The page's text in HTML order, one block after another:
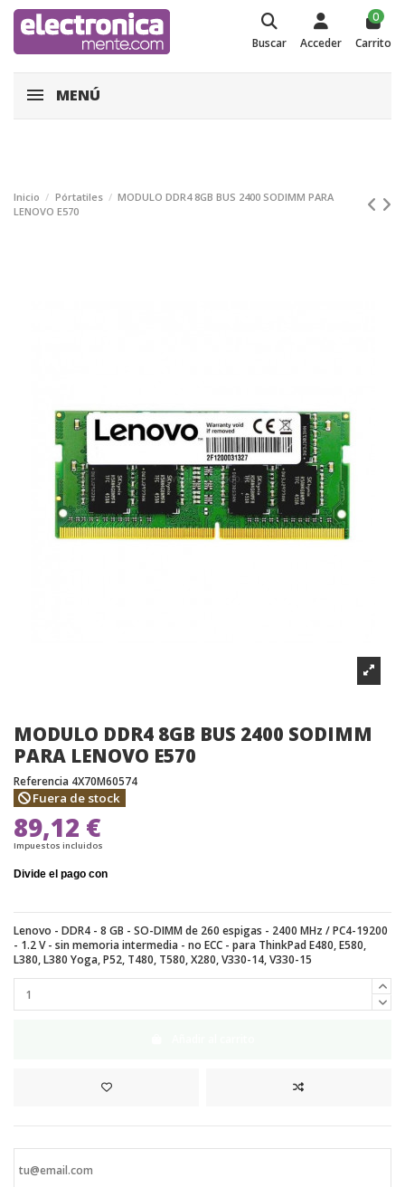
Buscar Acceder
0
Carrito
MENÚ
Inicio Pórtatiles
MODULO DDR4 8GB BUS 2400 SODIMM PARA
LENOVO E570
MODULO DDR4 8GB BUS 2400 SODIMM
PARA LENOVO E570
Referencia 4X70M60574
Fuera de stock
89,12 €
Impuestos incluidos
Lenovo - DDR4 - 8 GB - SO-DIMM de 260 espigas - 2400 MHz / PC4-19200
- 1.2 V - sin memoria intermedia - no ECC - para ThinkPad E480, E580,
L380, L380 Yoga, P52, T480, T580, X280, V330-14, V330-15